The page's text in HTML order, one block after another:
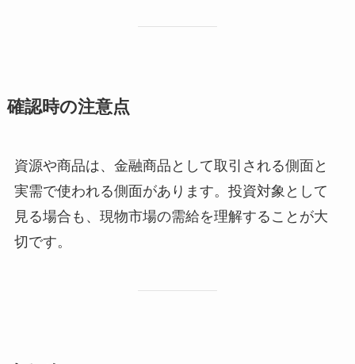
確認時の注意点
資源や商品は、金融商品として取引される側面と
実需で使われる側面があります。投資対象として
見る場合も、現物市場の需給を理解することが大
切です。